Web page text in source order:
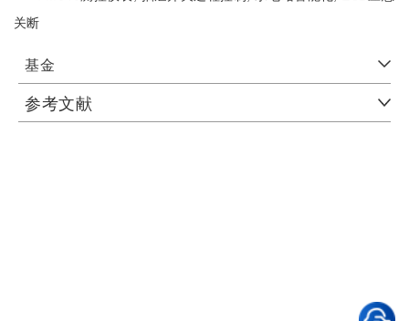
关断
基金
参考文献